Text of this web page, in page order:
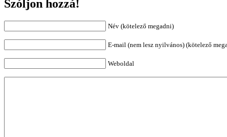
Szóljon hozzá!
Név (kötelező megadni)
E-mail (nem lesz nyilvános) (kötelező
Weboldal